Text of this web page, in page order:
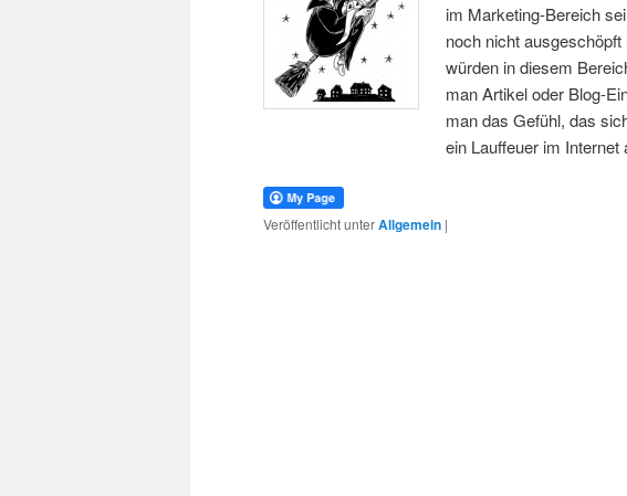
im Marketing-Bereich
noch nicht
würden in diesem
man Artikel oder Blog-
man das Gefühl, das
ein Lauffeuer im
Veröffentlicht unterAllgemein |